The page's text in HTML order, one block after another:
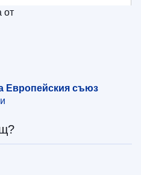
1
на Европейския съюз
от
Европейския съюз